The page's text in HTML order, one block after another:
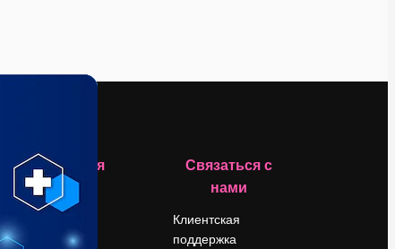
Компания
Цены
О нас
Reviews
Связаться с
нами
Клиентская
поддержка